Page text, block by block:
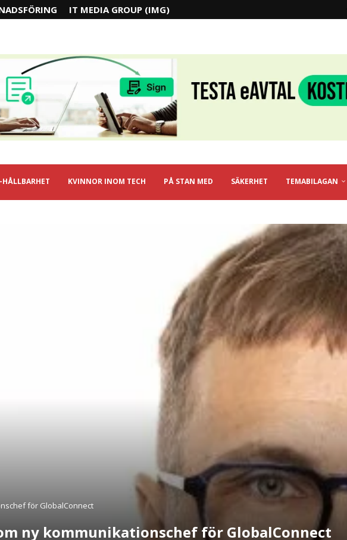
IT MEDIA GROUP (IMG)
HÅLLBARHET KVINNOR INOM TECH PÅ STAN MED SÄKERHET TEMABILAGAN
för GlobalConnect
ny kommunikationschef för GlobalConnect